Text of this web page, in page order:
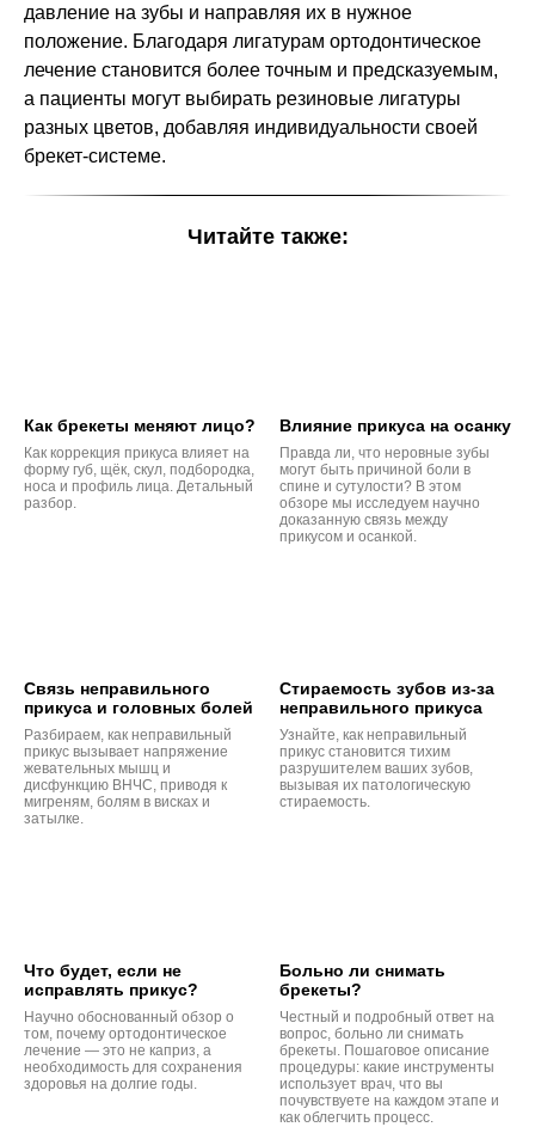
давление на зубы и направляя их в нужное
положение. Благодаря лигатурам ортодонтическое
лечение становится более точным и предсказуемым,
а пациенты могут выбирать резиновые лигатуры
разных цветов, добавляя индивидуальности своей
брекет-системе.
Читайте также:
Как брекеты меняют лицо?
Как коррекция прикуса влияет на
форму губ, щёк, скул, подбородка,
носа и профиль лица. Детальный
разбор.
Влияние прикуса на осанку
Правда ли, что неровные зубы
могут быть причиной боли в
спине и сутулости? В этом
обзоре мы исследуем научно
доказанную связь между
прикусом и осанкой.
Связь неправильного
прикуса и головных болей
Разбираем, как неправильный
прикус вызывает напряжение
жевательных мышц и
дисфункцию ВНЧС, приводя к
мигреням, болям в висках и
затылке.
Стираемость зубов из-за
неправильного прикуса
Узнайте, как неправильный
прикус становится тихим
разрушителем ваших зубов,
вызывая их патологическую
стираемость.
Что будет, если не
исправлять прикус?
Научно обоснованный обзор о
том, почему ортодонтическое
лечение — это не каприз, а
необходимость для сохранения
здоровья на долгие годы.
Больно ли снимать
брекеты?
Честный и подробный ответ на
вопрос, больно ли снимать
брекеты. Пошаговое описание
процедуры: какие инструменты
использует врач, что вы
почувствуете на каждом этапе и
как облегчить процесс.